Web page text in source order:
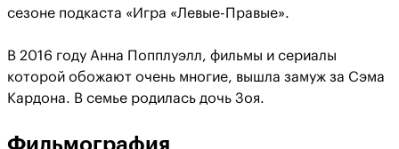
сезоне подкаста «Игра «Левые-Правые».
В 2016 году Анна Попплуэлл, фильмы и сериалы
которой обожают очень многие, вышла замуж за Сэма
Кардона. В семье родилась дочь Зоя.
Фильмография